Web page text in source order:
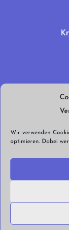
Wir verwenden
optimieren. Dabei